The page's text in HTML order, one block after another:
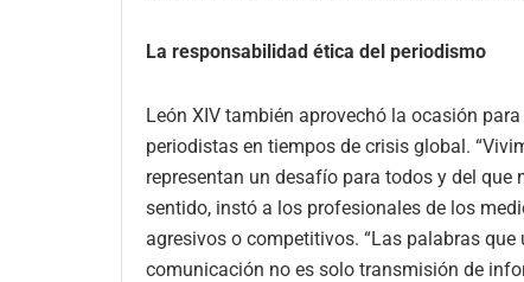
La responsabilidad ética del periodismo
León XIV también aprovechó la ocasión
periodistas en tiempos de crisis global.
representan un desafío para todos y del que
sentido, instó a los profesionales de los
agresivos o competitivos. “Las palabras
comunicación no es solo transmisión de